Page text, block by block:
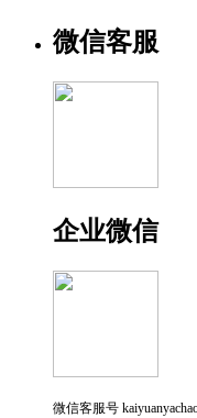
微信客服
企业微信
微信客服号